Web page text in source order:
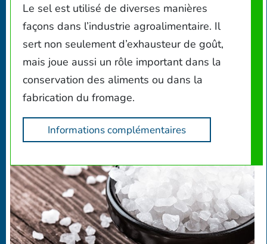
Le sel est utilisé de diverses manières
façons dans l’industrie agroalimentaire. Il
sert non seulement d’exhausteur de goût,
mais joue aussi un rôle important dans la
conservation des aliments ou dans la
fabrication du fromage.
Informations complémentaires